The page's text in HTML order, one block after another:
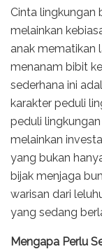
Cinta lingkungan
melainkan
anak mematikan
menanam bibit
sederhana ini
karakter peduli
peduli
melainkan
yang bukan
bijak menjaga
warisan dari
yang sedang
Mengapa Perlu